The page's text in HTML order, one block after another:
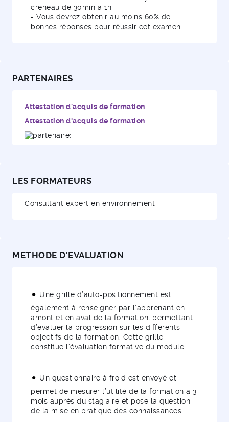
créneau de 30min à 1h
- Vous devrez obtenir au moins 60% de
bonnes réponses pour réussir cet examen
PARTENAIRES
Attestation d'acquis de formation
Attestation d'acquis de formation
LES FORMATEURS
Consultant expert en environnement
METHODE D'EVALUATION
Une grille d’auto-positionnement est
également à renseigner par l’apprenant en
amont et en aval de la formation, permettant
d’évaluer la progression sur les différents
objectifs de la formation. Cette grille
constitue l’évaluation formative du module.
Un questionnaire à froid est envoyé et
permet de mesurer l’utilité de la formation à 3
mois auprès du stagiaire et pose la question
de la mise en pratique des connaissances.